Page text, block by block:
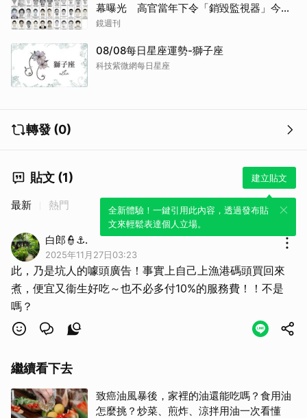
幕曝光 高官當年下令「銷毀監視器」今遭
逮
鏡週刊
08/08每日星座運勢-獅子座
科技紫微網每日星座
轉發 (0)
貼文 (1) 建立貼文
全新體驗！一鍵引用此內容，透過發布貼
文來輕鬆表達個人立場。
最新 熱門
白郎👮⚓️.
2025年11月27日03:23
此，乃是坑人的噱頭廣告！事實上自己上漁港碼頭買回來
煮，便宜又衞生好吃～也不必多付10%的服務費！！不是
嗎？
繼續看下去
致癌油風暴後，家裡的油還能吃嗎？食用油
怎麼挑？炒菜、煎炸、涼拌用油一次看懂